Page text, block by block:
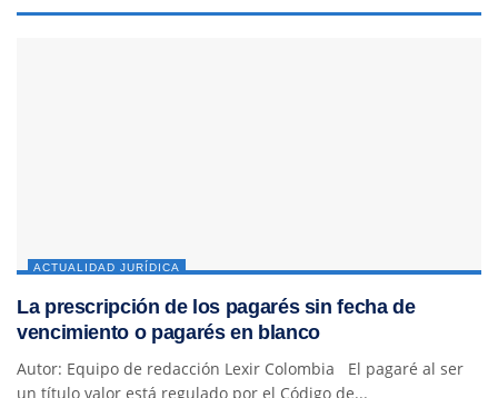
ACTUALIDAD JURÍDICA
La prescripción de los pagarés sin fecha de
vencimiento o pagarés en blanco
Autor: Equipo de redacción Lexir Colombia El pagaré al ser
un título valor está regulado por el Código de...